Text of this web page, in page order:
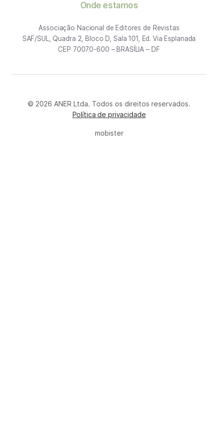
Onde estamos
Associação Nacional de Editores de Revistas
SAF/SUL, Quadra 2, Bloco D, Sala 101, Ed. Via Esplanada
CEP 70070-600 – BRASÍLIA – DF
© 2026 ANER Ltda. Todos os direitos reservados.
Política de privacidade
mobister